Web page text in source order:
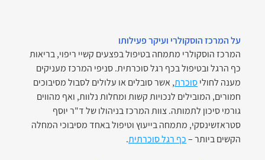
על המרכז הוסקולרי ועיקר פעילותו
המרכז הוסקולרי מתמחה בטיפול בפצעים קשיי ריפוי, בריאות
כף הרגל ובטיפול בכף רגל סוכרתית. סניפי המרכז מעניקים
מענה לחולי סוכרת, אשר סובלים או עלולים לסבול מסיבוכים
חמורים, המובילים לנכויות קשות ומחלות נלוות, ואף מהווים
גורמי סיכון לתמותה. צוות המרכז בניהולו של ד"ר יוסף
סטראזשינסקי, מתמחה בייעוץ וטיפול באחד מסיבוכי המחלה
הקשים ביותר – כף רגל סוכרתית.